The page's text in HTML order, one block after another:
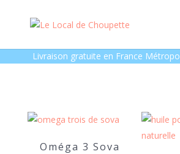
Livraison gratuite en France
Oméga 3 Sova